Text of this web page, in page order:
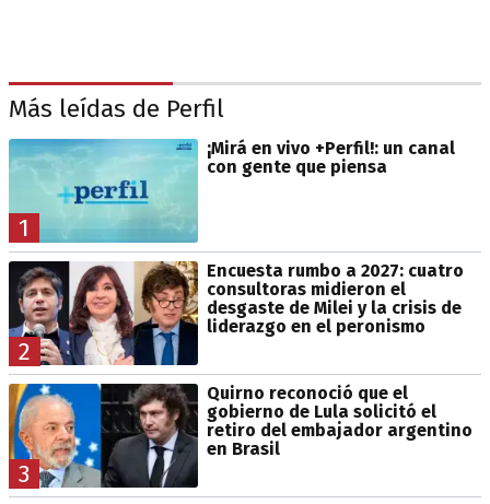
Más leídas de Perfil
1
¡Mirá en vivo +Perfil!: un canal
con gente que piensa
2
Encuesta rumbo a 2027: cuatro
consultoras midieron el
desgaste de Milei y la crisis de
liderazgo en el peronismo
3
Quirno reconoció que el
gobierno de Lula solicitó el
retiro del embajador argentino
en Brasil